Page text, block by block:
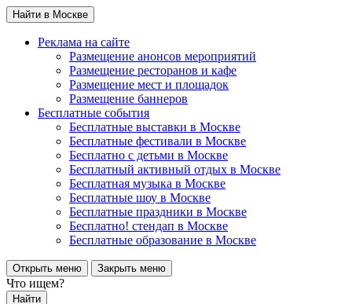
Найти в Москве
Реклама на сайте
Размещение анонсов мероприятий
Размещение ресторанов и кафе
Размещение мест и площадок
Размещение баннеров
Бесплатные события
Бесплатные выставки в Москве
Бесплатные фестивали в Москве
Бесплатно с детьми в Москве
Бесплатный активный отдых в Москве
Бесплатная музыка в Москве
Бесплатные шоу в Москве
Бесплатные праздники в Москве
Бесплатно! стендап в Москве
Бесплатные образование в Москве
Открыть меню Закрыть меню
Что ищем?
Найти